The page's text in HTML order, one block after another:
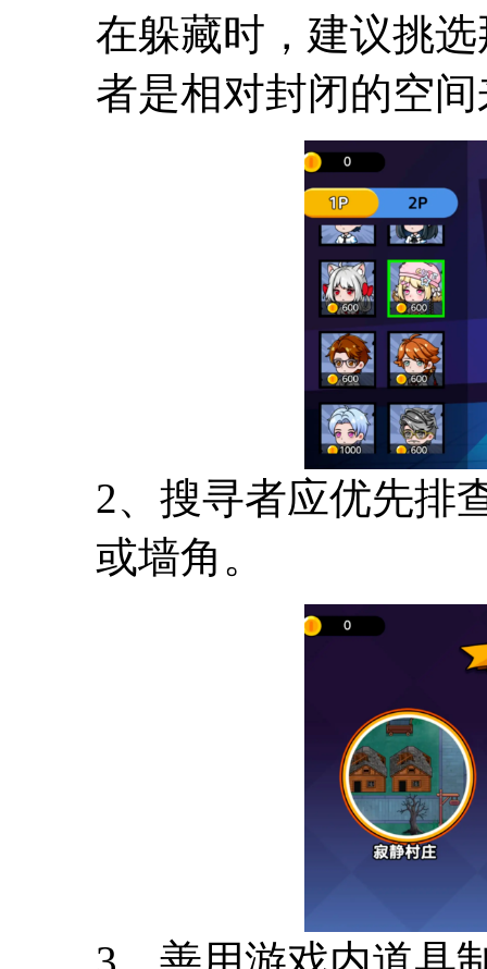
在躲藏时，建议挑
者是相对封闭的空
2、搜寻者应优先排
或墙角。